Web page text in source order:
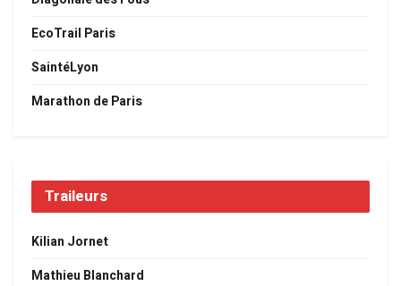
EcoTrail Paris
SaintéLyon
Marathon de Paris
Traileurs
Kilian Jornet
Mathieu Blanchard